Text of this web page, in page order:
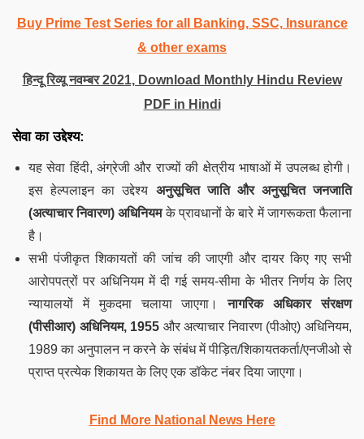
Buy Prime Test Series for all Banking, SSC, Insurance
& other exams
हिन्दू रिव्यू नवम्बर 2021, Download Monthly Hindu Review
PDF in Hindi
सेवा का उद्देश्य:
यह सेवा हिंदी, अंग्रेजी और राज्यों की क्षेत्रीय भाषाओं में उपलब्ध होगी।
इस हेल्पलाइन का उद्देश्य अनुसूचित जाति और अनुसूचित जनजाति
(अत्याचार निवारण) अधिनियमके प्रावधानों के बारे में जागरूकता फैलाना
है।
सभी पंजीकृत शिकायतों की जांच की जाएगी और दायर किए गए सभी
आरोपपत्रों पर अधिनियम में दी गई समय-सीमा के भीतर निर्णय के लिए
न्यायालयों में मुकदमा चलाया जाएगा।नागरिक अधिकार संरक्षण
(पीसीआर) अधिनियम, 1955 और अत्याचार निवारण (पीओए) अधिनियम,
1989 का अनुपालन न करने के संबंध में पीड़ित/शिकायतकर्ता/एनजीओ से
प्राप्त प्रत्येक शिकायत के लिए एक डॉकेट नंबर दिया जाएगा।
Find More National News Here